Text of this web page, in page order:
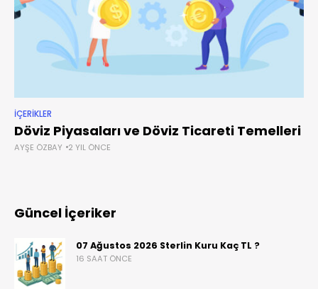
İÇERIKLER
Döviz Piyasaları ve Döviz Ticareti Temelleri
AYŞE ÖZBAY 2 YIL ÖNCE
Güncel İçeriker
07 Ağustos 2026 Sterlin Kuru Kaç TL ?
16 SAAT ÖNCE